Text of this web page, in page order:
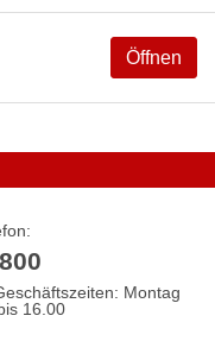
Öffnen
Montag
16.00